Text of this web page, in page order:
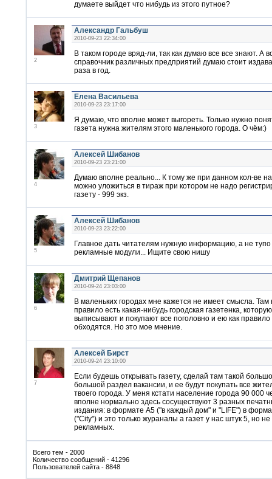
думаете выйдет что нибудь из этого путное?
2
Александр Гальбуш
2010-09-23 22:34:00
В таком городе вряд-ли, так как думаю все все знают. А
справочник различных предприятий думаю стоит
раза в год.
3
Елена Васильева
2010-09-23 23:17:00
Я думаю, что вполне может выгореть. Только нужно
газета нужна жителям этого маленького города. О чём:)
4
Алексей Шибанов
2010-09-23 23:21:00
Думаю вполне реально... К тому же при данном кол-ве
можно уложиться в тираж при котором не надо
газету - 999 экз.
5
Алексей Шибанов
2010-09-23 23:22:00
Главное дать читателям нужную информацию, а не тупо
рекламные модули... Ищите свою нишу
6
Дмитрий Щепанов
2010-09-24 23:03:00
В маленьких городах мне кажется не имеет смысла. Там
правило есть какая-нибудь городская газетенка, которую
выписывают и покупают все поголовно и ею как правило
обходятся. Но это мое мнение.
7
Алексей Бирст
2010-09-24 23:10:00
Если будешь открывать газету, сделай там такой
большой раздел вакансии, и ее будут покупать все
твоего города. У меня кстати население города 90 000
вполне нормально здесь сосуществуют 3 разных
издания: в формате А5 ("в каждый дом" и "LIFE") в
("City") и это только жураналы а газет у нас штук 5, но не
рекламных.
Всего тем - 2000
Количество сообщений - 41296
Пользователей сайта - 8848